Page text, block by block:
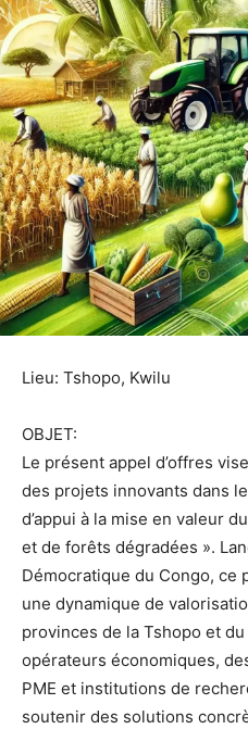
Lieu: Tshopo, Kwilu
OBJET:
Le présent appel d’offres
des projets innovants dans
d’appui à la mise en valeur
et de forêts dégradées ».
Démocratique du Congo, ce
une dynamique de
provinces de la Tshopo et
opérateurs économiques,
PME et institutions de
soutenir des solutions